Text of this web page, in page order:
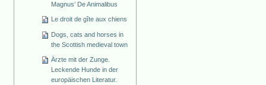
Magnus’ De Animalibus
Le droit de gîte aux chiens
Dogs, cats and horses in
the Scottish medieval town
Ärzte mit der Zunge.
Leckende Hunde in der
europäischen Literatur.